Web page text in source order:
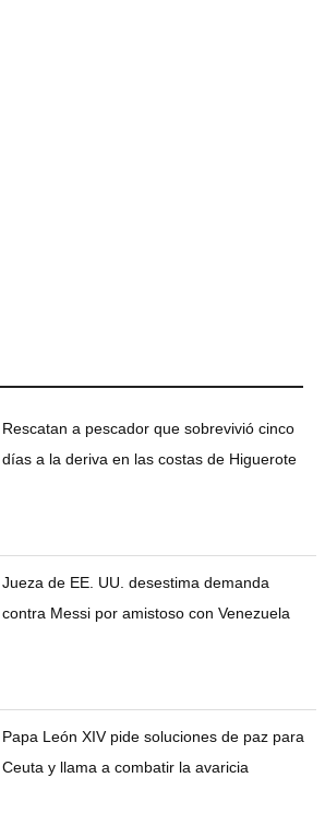
Rescatan a pescador que sobrevivió cinco
días a la deriva en las costas de Higuerote
Jueza de EE. UU. desestima demanda
contra Messi por amistoso con Venezuela
Papa León XIV pide soluciones de paz para
Ceuta y llama a combatir la avaricia